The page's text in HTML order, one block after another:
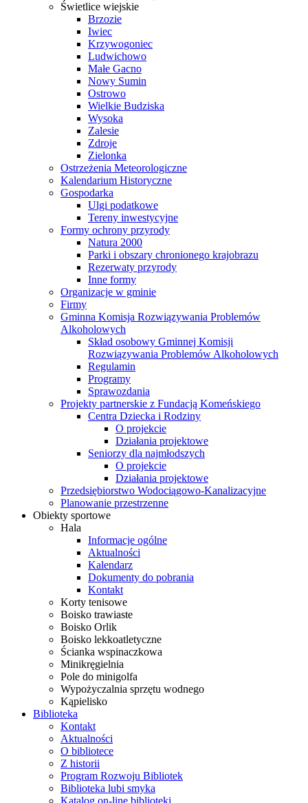
Świetlice wiejskie
Brzozie
Iwiec
Krzywogoniec
Ludwichowo
Małe Gacno
Nowy Sumin
Ostrowo
Wielkie Budziska
Wysoka
Zalesie
Zdroje
Zielonka
Ostrzeżenia Meteorologiczne
Kalendarium Historyczne
Gospodarka
Ulgi podatkowe
Tereny inwestycyjne
Formy ochrony przyrody
Natura 2000
Parki i obszary chronionego krajobrazu
Rezerwaty przyrody
Inne formy
Organizacje w gminie
Firmy
Gminna Komisja Rozwiązywania Problemów
Alkoholowych
Skład osobowy Gminnej Komisji
Rozwiązywania Problemów Alkoholowych
Regulamin
Programy
Sprawozdania
Projekty partnerskie z Fundacją Komeńskiego
Centra Dziecka i Rodziny
O projekcie
Działania projektowe
Seniorzy dla najmłodszych
O projekcie
Działania projektowe
Przedsiębiorstwo Wodociągowo-Kanalizacyjne
Planowanie przestrzenne
Obiekty sportowe
Hala
Informacje ogólne
Aktualności
Kalendarz
Dokumenty do pobrania
Kontakt
Korty tenisowe
Boisko trawiaste
Boisko Orlik
Boisko lekkoatletyczne
Ścianka wspinaczkowa
Minikręgielnia
Pole do minigolfa
Wypożyczalnia sprzętu wodnego
Kąpielisko
Biblioteka
Kontakt
Aktualności
O bibliotece
Z historii
Program Rozwoju Bibliotek
Biblioteka lubi smyka
Katalog on-line biblioteki